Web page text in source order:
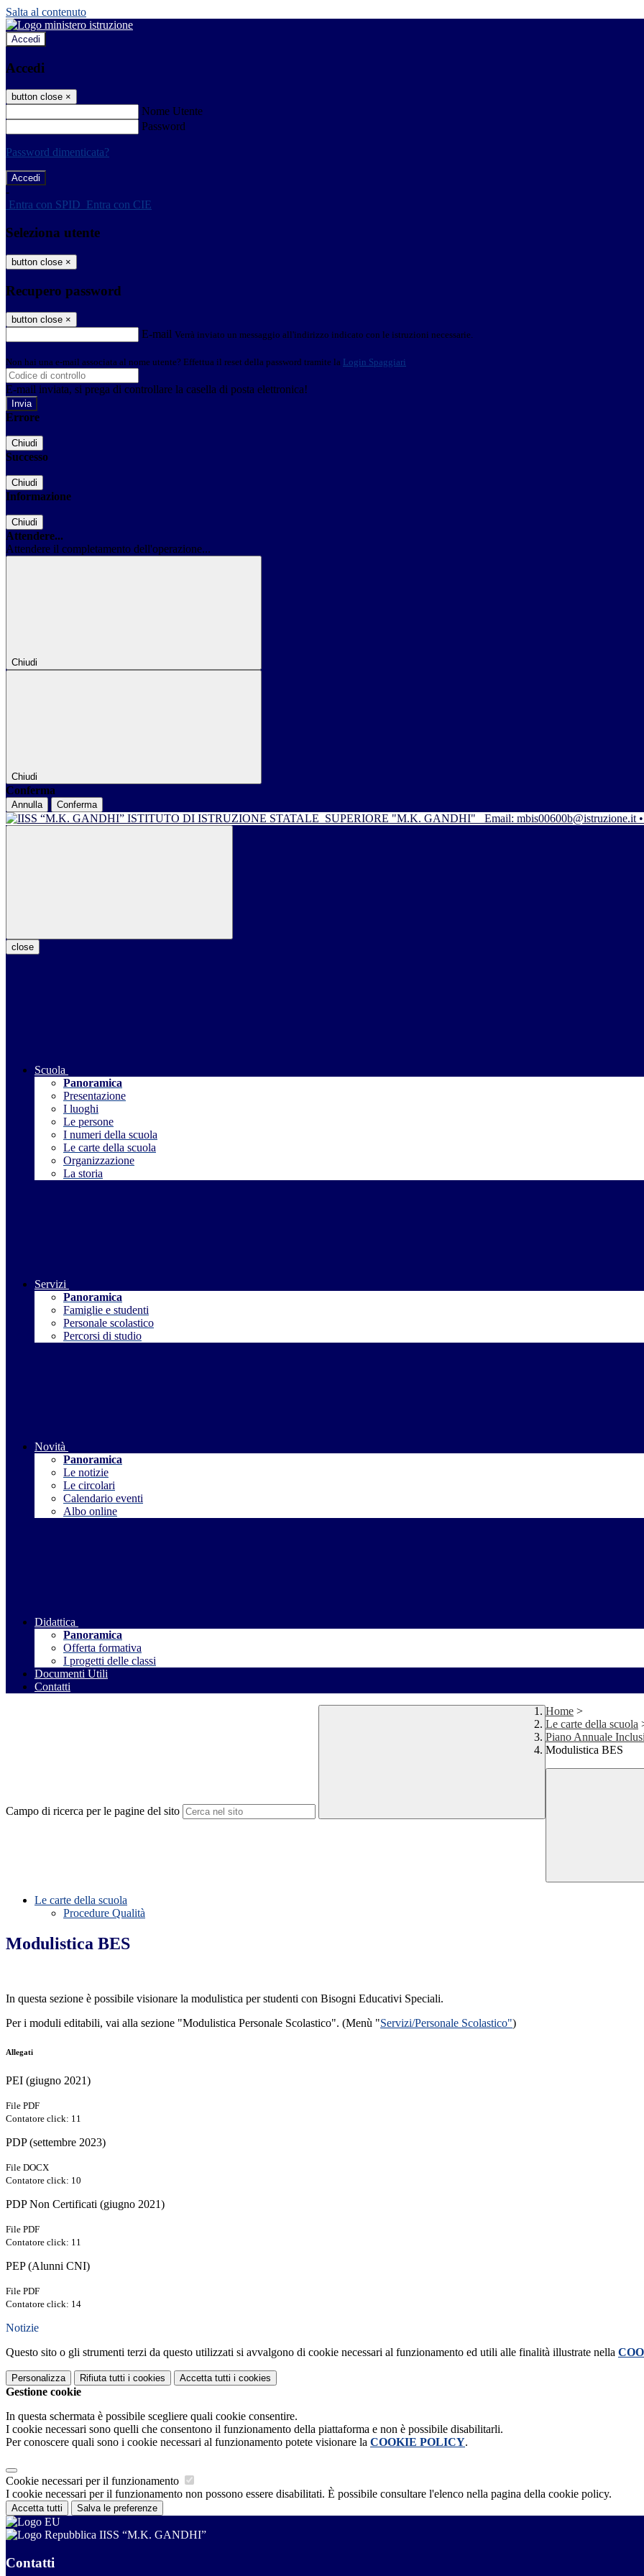
Salta al contenuto
Accedi
Accedi
button close ×
Nome Utente
Password
Password dimenticata?
-
Entra con SPID Entra con CIE
Seleziona utente
button close ×
Recupero password
button close ×
E-mail Verrà inviato un messaggio all'indirizzo indicato con le istruzioni necessarie.
Non hai una e-mail associata al nome utente? Effettua il reset della password tramite la Login Spaggiari
E-mail inviata, si prega di controllare la casella di posta elettronica!
Errore
Chiudi
Successo
Chiudi
Informazione
Chiudi
Attendere...
Attendere il completamento dell'operazione...
Chiudi
Chiudi
Conferma
Annulla Conferma
ISTITUTO DI ISTRUZIONE STATALE SUPERIORE "M.K. GANDHI" Email: mbis00600b@istruzione.it
close
Scuola
Panoramica
Presentazione
I luoghi
Le persone
I numeri della scuola
Le carte della scuola
Organizzazione
La storia
Servizi
Panoramica
Famiglie e studenti
Personale scolastico
Percorsi di studio
Novità
Panoramica
Le notizie
Le circolari
Calendario eventi
Albo online
Didattica
Panoramica
Offerta formativa
I progetti delle classi
Documenti Utili
Contatti
Campo di ricerca per le pagine del sito
Home >
Le carte della scuola
Piano Annuale
Modulistica BES
Le carte della scuola
Procedure Qualità
Modulistica BES
In questa sezione è possibile visionare la modulistica per studenti con Bisogni Educativi Speciali.
Per i moduli editabili, vai alla sezione "Modulistica Personale Scolastico". (Menù "Servizi/Personale Scolastico")
Allegati
PEI (giugno 2021)
File PDF
Contatore click: 11
PDP (settembre 2023)
File DOCX
Contatore click: 10
PDP Non Certificati (giugno 2021)
File PDF
Contatore click: 11
PEP (Alunni CNI)
File PDF
Contatore click: 14
Notizie
Questo sito o gli strumenti terzi da questo utilizzati si avvalgono di cookie necessari al funzionamento ed utili alle finalità illustrate nella
Personalizza Rifiuta tutti i cookies Accetta tutti i cookies
Gestione cookie
In questa schermata è possibile scegliere quali cookie consentire.
I cookie necessari sono quelli che consentono il funzionamento della piattaforma e non è possibile disabilitarli.
Per conoscere quali sono i cookie necessari al funzionamento potete visionare la COOKIE POLICY.
Cookie necessari per il funzionamento
I cookie necessari per il funzionamento non possono essere disabilitati. È possibile consultare l'elenco nella pagina della cookie policy.
Accetta tutti Salva le preferenze
IISS “M.K. GANDHI”
Contatti